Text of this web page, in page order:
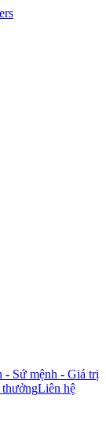
- Sứ mệnh - Giá trị
Liên hệ